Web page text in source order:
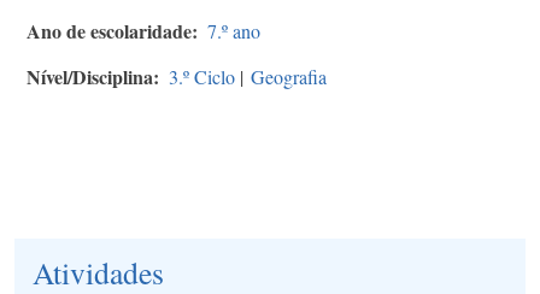
Ano de escolaridade 7.º ano
Nível/Disciplina 3.º Ciclo | Geografia
Atividades